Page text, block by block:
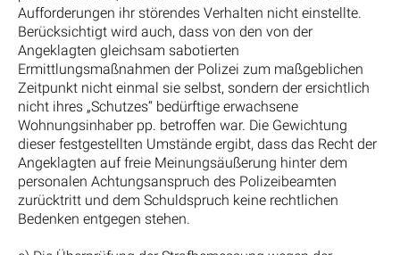
Aufforderungen ihr störendes Verhalten nicht einstellte.
Berücksichtigt wird auch, dass von den von der
Angeklagten gleichsam sabotierten
Ermittlungsmaßnahmen der Polizei zum maßgeblichen
Zeitpunkt nicht einmal sie selbst, sondern der ersichtlich
nicht ihres „Schutzes“ bedürftige erwachsene
Wohnungsinhaber pp. betroffen war. Die Gewichtung
dieser festgestellten Umstände ergibt, dass das Recht der
Angeklagten auf freie Meinungsäußerung hinter dem
personalen Achtungsanspruch des Polizeibeamten
zurücktritt und dem Schuldspruch keine rechtlichen
Bedenken entgegen stehen.